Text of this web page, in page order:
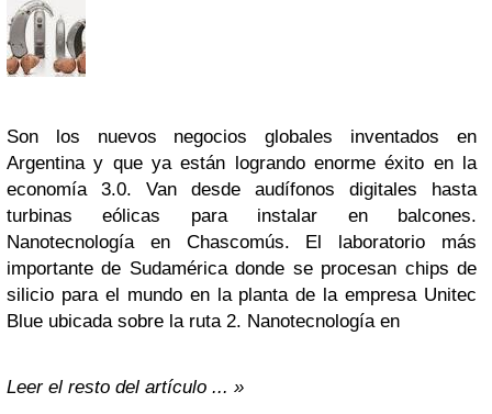
Son los nuevos negocios globales inventados en
Argentina y que ya están logrando enorme éxito en la
economía 3.0. Van desde audífonos digitales hasta
turbinas eólicas para instalar en balcones.
Nanotecnología en Chascomús. El laboratorio más
importante de Sudamérica donde se procesan chips de
silicio para el mundo en la planta de la empresa Unitec
Blue ubicada sobre la ruta 2. Nanotecnología en
Leer el resto del artículo ... »